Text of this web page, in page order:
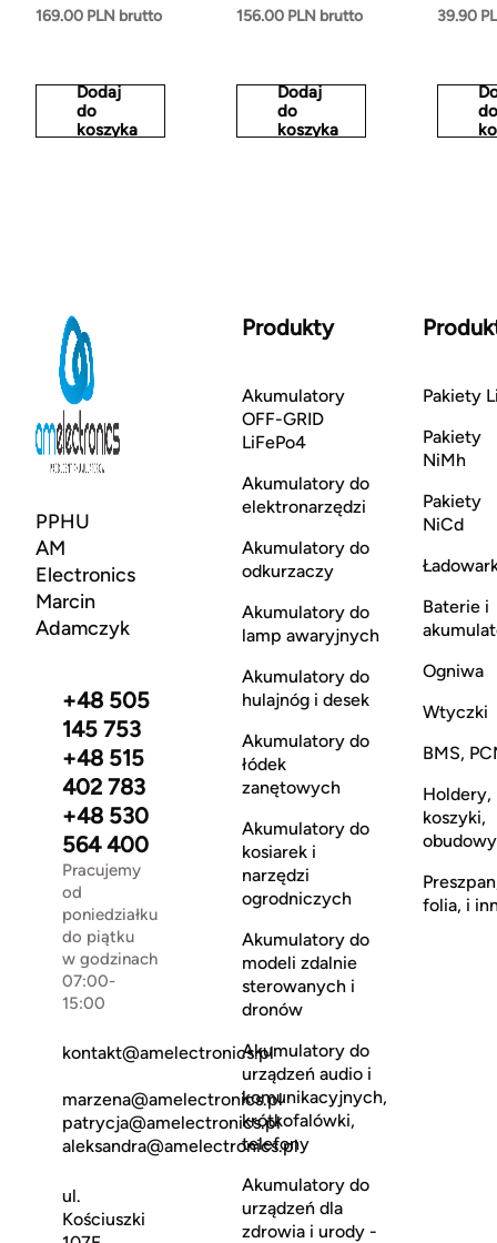
169.00 PLN brutto
Dodaj
do
koszyka
156.00 PLN brutto
Dodaj
do
koszyka
39.90
do
PPHU
AM
Electronics
Marcin
Adamczyk
+48 505
145 753
+48 515
402 783
+48 530
564 400
Pracujemy
od
poniedziałku
do piątku
w godzinach
07:00-
15:00
kontakt@amelectronics.pl
marzena@amelectronics.pl
patrycja@amelectronics.pl
aleksandra@amelectronics.pl
ul.
Kościuszki
Produkty
Akumulatory
OFF-GRID
LiFePo4
Akumulatory do
elektronarzędzi
Akumulatory do
odkurzaczy
Akumulatory do
lamp awaryjnych
Akumulatory do
hulajnóg i desek
Akumulatory do
łódek
zanętowych
Akumulatory do
kosiarek i
narzędzi
ogrodniczych
Akumulatory do
modeli zdalnie
sterowanych i
dronów
Akumulatory do
urządzeń audio i
komunikacyjnych,
krótkofalówki,
telefony
Akumulatory do
urządzeń dla
zdrowia i urody -
Pakiety
Pakiety
NiMh
Pakiety
NiCd
Baterie i
Ogniwa
Wtyczki
BMS,
Holdery,
koszyki,
obudowy
folia, i